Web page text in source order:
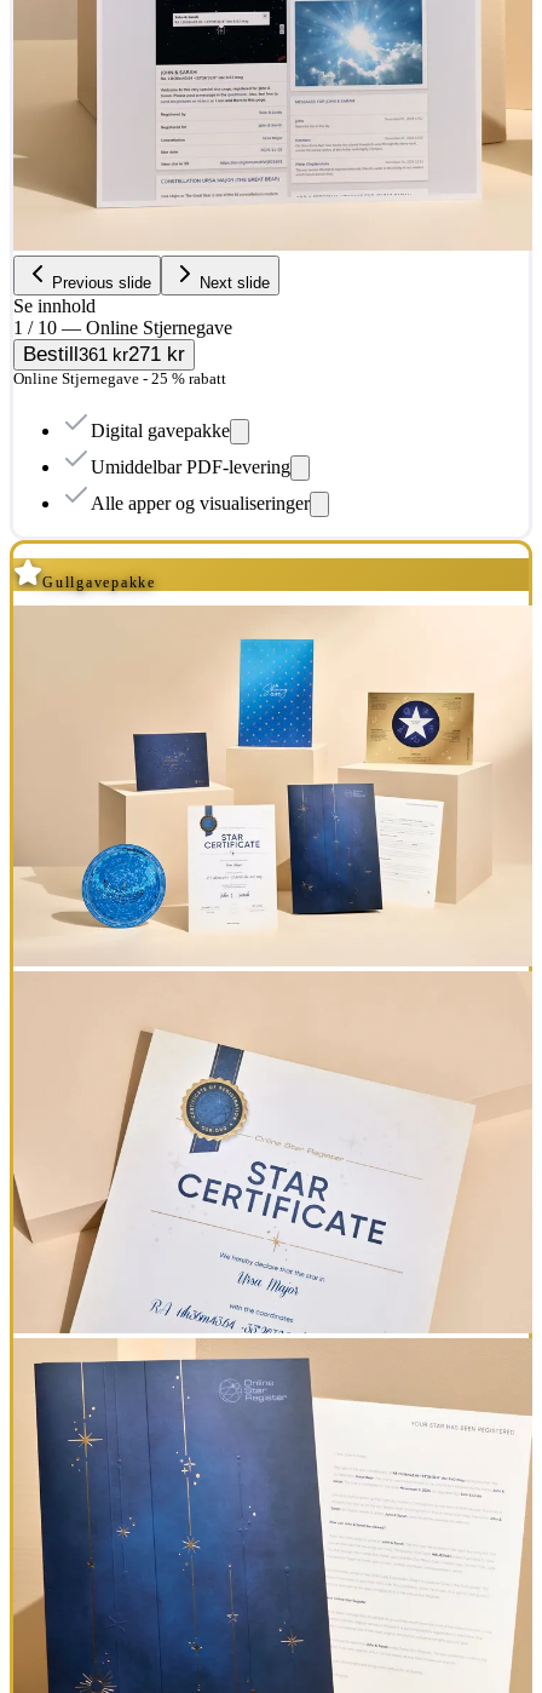
Previous slide Next slide
Se innhold
1 / 10 — Online Stjernegave
Bestill361 kr271 kr
Online Stjernegave - 25 % rabatt
Digital gavepakke
Umiddelbar PDF-levering
Alle apper og visualiseringer
Gullgavepakke